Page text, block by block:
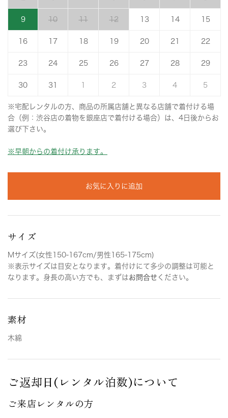
9 10 11 12 13 14 15
16 17 18 19 20 21 22
23 24 25 26 27 28 29
30 31 2 3 4 5
※宅配レンタルの方、商品の所属店舗と異なる店舗で着付ける場
合（例：渋谷店の着物を銀座店で着付ける場合）は、4日後からお
選び下さい。
※早朝からの着付け承ります。
お気に入りに追加
サイズ
Mサイズ(女性150-167cm/男性165-175cm)
※表示サイズは目安となります。着付けにて多少の調整は可能と
なります。身長の高い方でも、まずはお問合せ ください。
素材
木綿
ご返却日(レンタル泊数)について
ご来店レンタルの方